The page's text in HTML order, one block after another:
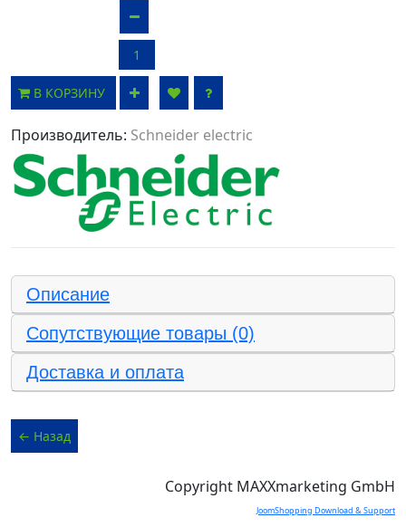
В КОРЗИНУ
Производитель: Schneider electric
Описание
Сопутствующие товары (0)
Доставка и оплата
Copyright MAXXmarketing GmbH
JoomShopping Download & Support